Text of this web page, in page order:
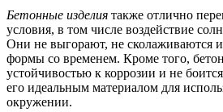
Бетонные изделия также отлично
условия, в том числе воздействие
Они не выгорают, не сколаживаются
формы со временем. Кроме того,
устойчивостью к коррозии и не
его идеальным материалом для
окружении.